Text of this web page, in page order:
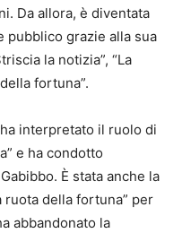
Da allora, è diventata
pubblico grazie alla sua
la notizia”, “La
fortuna”.
interpretato il ruolo di
e ha condotto
È stata anche la
ruota della fortuna” per
abbandonato la